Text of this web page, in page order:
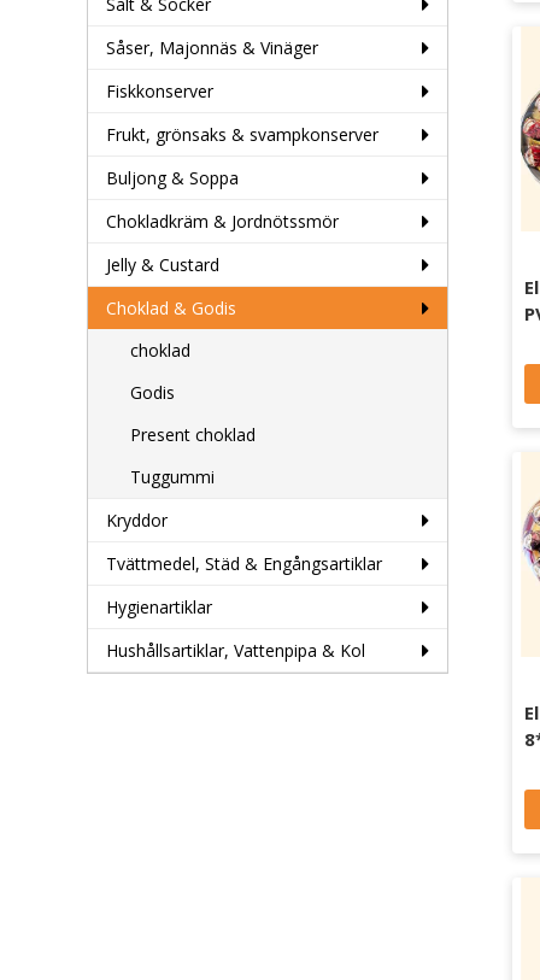
Såser, Majonnäs & Vinäger
Fiskkonserver
Frukt, grönsaks & svampkonserver
Buljong & Soppa
Chokladkräm & Jordnötssmör
Jelly & Custard
Choklad & Godis
choklad
Godis
Present choklad
Tuggummi
Kryddor
Tvättmedel, Städ & Engångsartiklar
Hygienartiklar
Hushållsartiklar, Vattenpipa & Kol